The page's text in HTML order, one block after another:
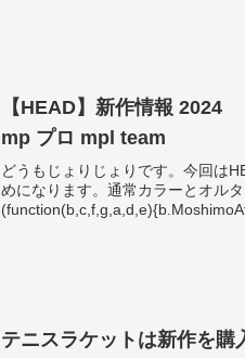
【HEAD】新作情報
mp プロ mpl team
どうもじょりじょりです。今回は
めになります。通常カラーとオル
テニスラケットは新作を購